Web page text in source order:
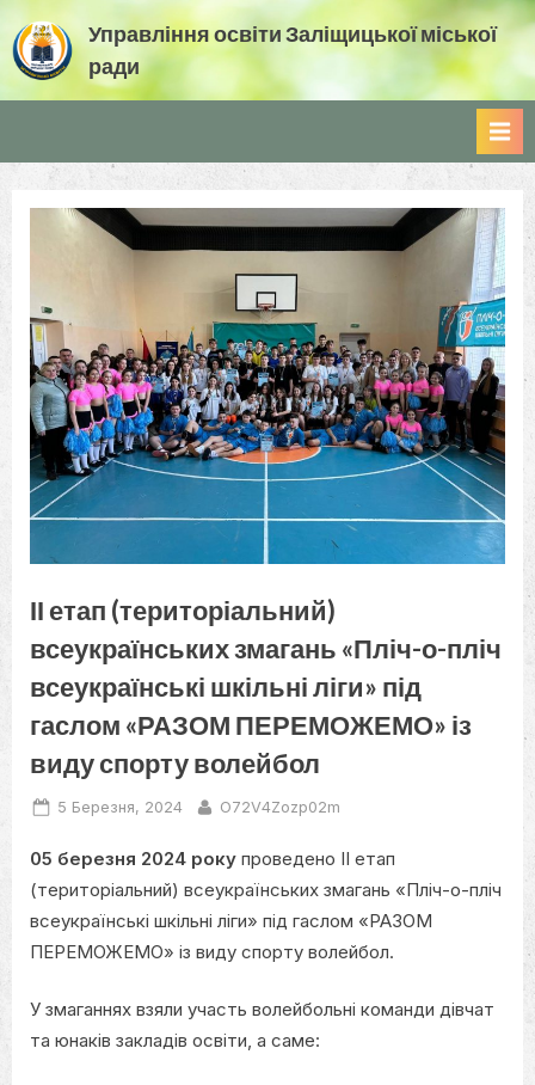
to
content
Управління освіти Заліщицької міської
ради
Управління освіти Заліщицької міської ради
ІІ етап (територіальний)
всеукраїнських змагань «Пліч-о-пліч
всеукраїнські шкільні ліги» під
гаслом «РАЗОМ ПЕРЕМОЖЕМО» із
виду спорту волейбол
Posted
5 Березня, 2024 By
O72V4Zozp02m
05 березня 2024 року проведено ІІ етап
(територіальний) всеукраїнських змагань «Пліч-о-пліч
всеукраїнські шкільні ліги» під гаслом «РАЗОМ
ПЕРЕМОЖЕМО» із виду спорту волейбол.
У змаганнях взяли участь волейбольні команди дівчат
та юнаків закладів освіти, а саме: